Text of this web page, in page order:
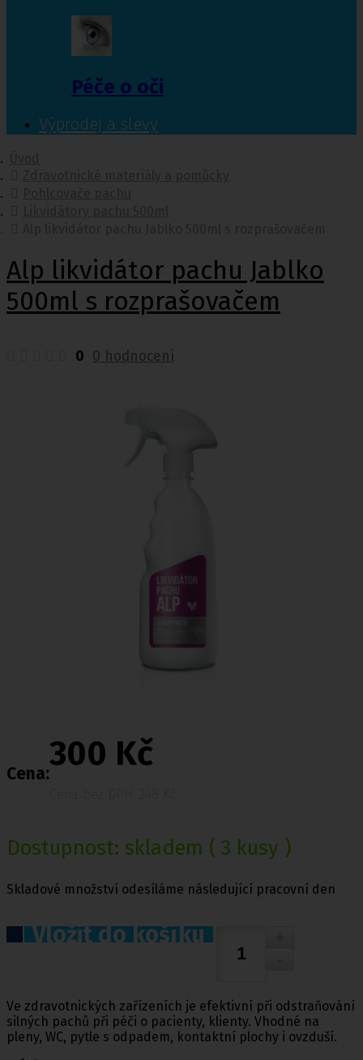
Péče o oči
Výprodej a slevy
Alp likvidátor pachu Jablko
500ml s rozprašovačem
0 0 hodnocení
Cena:
300 Kč
Dostupnost: skladem ( 3 kusy )
Skladové množství odesíláme následující pracovní den
Vložit do košíku
Ve zdravotnických zařízeních je efektivní při odstraňování
silných pachů při péči o pacienty, klienty. Vhodné na
pleny, WC, pytle s odpadem, kontaktní plochy i ovzduší.